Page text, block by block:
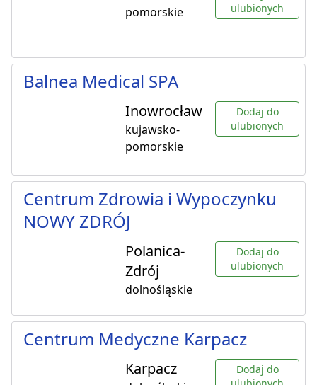
pomorskie
ulubionych
Balnea Medical SPA
Inowrocław
kujawsko-
pomorskie
Dodaj do
ulubionych
Centrum Zdrowia i Wypoczynku
NOWY ZDRÓJ
Polanica-
Zdrój
dolnośląskie
Dodaj do
ulubionych
Centrum Medyczne Karpacz
Karpacz
Dodaj do